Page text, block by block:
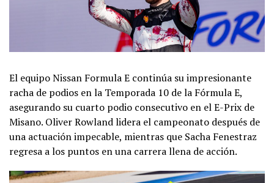
El equipo Nissan Formula E continúa su impresionante
racha de podios en la Temporada 10 de la Fórmula E,
asegurando su cuarto podio consecutivo en el E-Prix de
Misano. Oliver Rowland lidera el campeonato después de
una actuación impecable, mientras que Sacha Fenestraz
regresa a los puntos en una carrera llena de acción.